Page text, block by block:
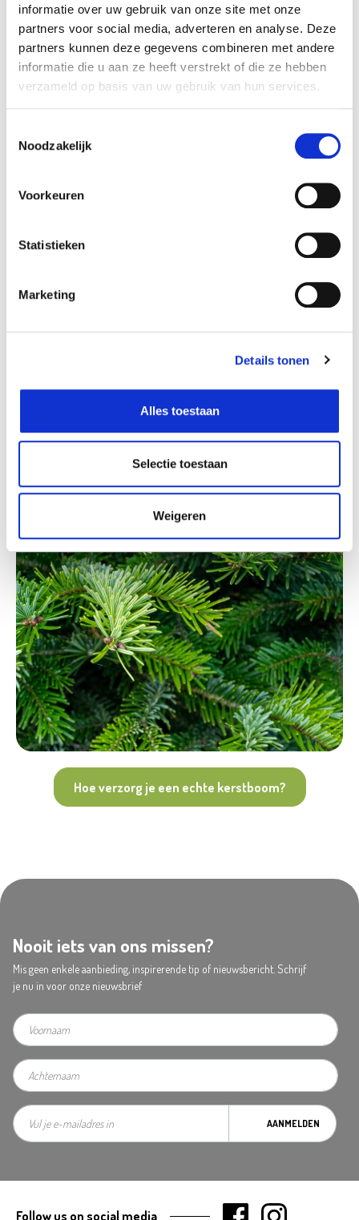
informatie over uw gebruik van onze site met onze
partners voor social media, adverteren en analyse. Deze
partners kunnen deze gegevens combineren met andere
informatie die u aan ze heeft verstrekt of die ze hebben
verzameld op basis van uw gebruik van hun services.
Noodzakelijk
Voorkeuren
Statistieken
Marketing
Details tonen
Alles toestaan
Selectie toestaan
Weigeren
Ontdek de 3 andere kersttrends van 2025
Ontdek de Poinsettia
Hoe verzorg je een echte kerstboom?
Nooit iets van ons missen?
Mis geen enkele aanbieding, inspirerende tip of nieuwsbericht. Schrijf
je nu in voor onze nieuwsbrief
AANMELDEN
Follow us on social media